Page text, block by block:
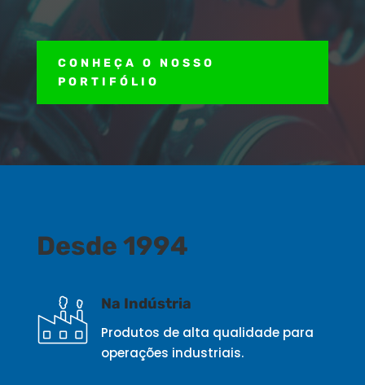
CONHEÇA O NOSSO
PORTIFÓLIO
Desde 1994
Na Indústria
Produtos de alta qualidade para
operações industriais.